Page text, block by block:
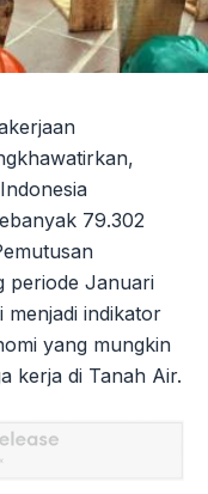
79.302
periode Januari
menjadi indikator
yang mungkin
kerja di Tanah Air.